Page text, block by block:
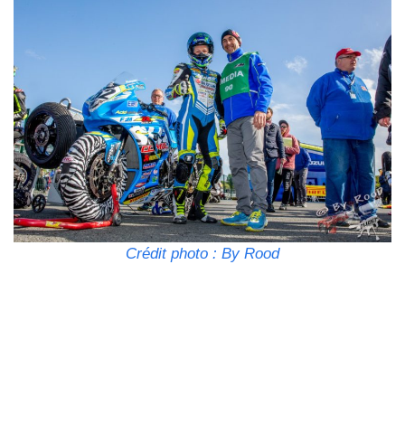
Crédit photo : By Rood